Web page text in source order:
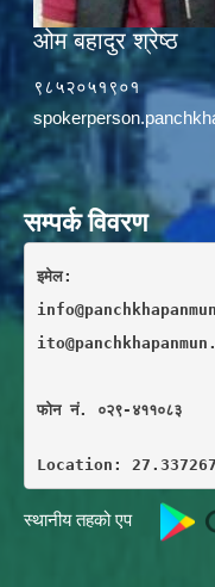
ओम बहादुर श्रेष्ठ
९८५२०५१९०१
सम्पर्क विवरण
इमेल:
फाेन नं. ०२९-४११०८३
Location:
स्थानीय तहको एप